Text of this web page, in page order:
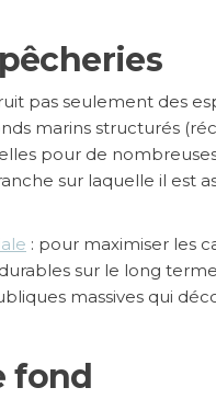
pas seulement des
marins structurés
pour de
sur laquelle il est
: pour maximiser les
sur le long
massives qui
fond